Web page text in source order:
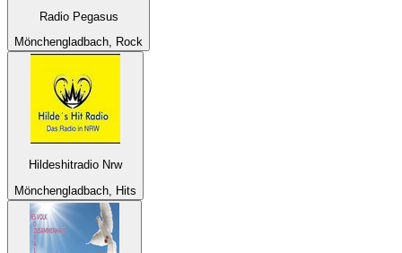
Radio Pegasus
Mönchengladbach, Rock
Hildeshitradio Nrw
Mönchengladbach, Hits